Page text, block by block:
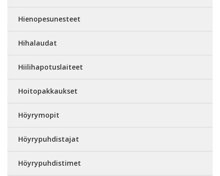
Hienopesunesteet
Hihalaudat
Hiilihapotuslaiteet
Hoitopakkaukset
Höyrymopit
Höyrypuhdistajat
Höyrypuhdistimet